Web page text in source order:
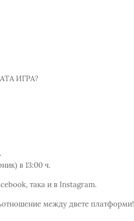
ИГРА?
в 13:00 ч.
така и в Instagram.
между двете платформи!